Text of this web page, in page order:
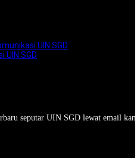
UIN SGD
UIN SGD
seputar UIN SGD lewat email